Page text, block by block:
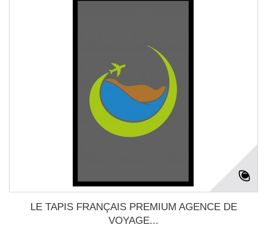
LE TAPIS FRANÇAIS PREMIUM AGENCE DE
VOYAGE...